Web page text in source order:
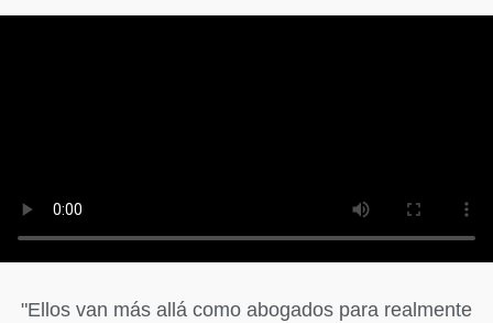
"Ellos van más allá como abogados para realmente